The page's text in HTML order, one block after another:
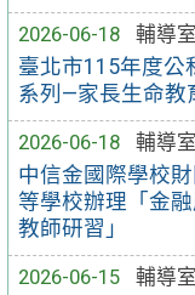
2026-06-18
輔導室
臺北市115年度公
系列—家長生命教
2026-06-18
輔導室
中信金國際學校
等學校辦理「金
教師研習」
2026-06-15
輔導室